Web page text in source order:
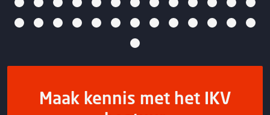
Maak kennis met het IKV